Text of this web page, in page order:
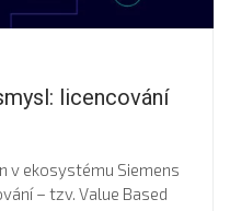
licencování
v ekosystému Siemens
– tzv. Value Based